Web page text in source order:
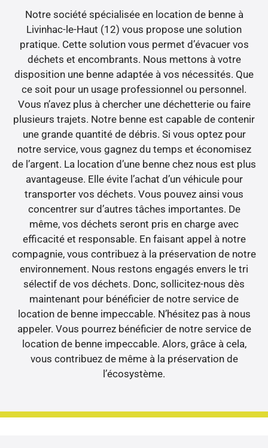
Notre société spécialisée en location de benne à
Livinhac-le-Haut (12) vous propose une solution
pratique. Cette solution vous permet d’évacuer vos
déchets et encombrants. Nous mettons à votre
disposition une benne adaptée à vos nécessités. Que
ce soit pour un usage professionnel ou personnel.
Vous n’avez plus à chercher une déchetterie ou faire
plusieurs trajets. Notre benne est capable de contenir
une grande quantité de débris. Si vous optez pour
notre service, vous gagnez du temps et économisez
de l’argent. La location d’une benne chez nous est plus
avantageuse. Elle évite l’achat d’un véhicule pour
transporter vos déchets. Vous pouvez ainsi vous
concentrer sur d’autres tâches importantes. De
même, vos déchets seront pris en charge avec
efficacité et responsable. En faisant appel à notre
compagnie, vous contribuez à la préservation de notre
environnement. Nous restons engagés envers le tri
sélectif de vos déchets. Donc, sollicitez-nous dès
maintenant pour bénéficier de notre service de
location de benne impeccable. N’hésitez pas à nous
appeler. Vous pourrez bénéficier de notre service de
location de benne impeccable. Alors, grâce à cela,
vous contribuez de même à la préservation de
l’écosystème.